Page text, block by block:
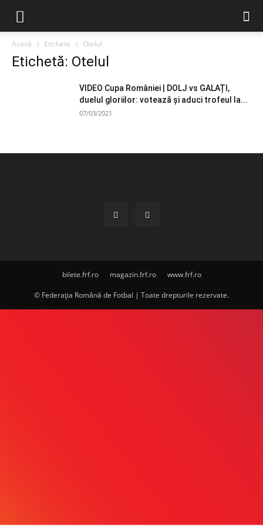
Acasă Etichete Otelul
Etichetă: Otelul
VIDEO Cupa României | DOLJ vs GALAȚI,
duelul gloriilor: votează și aduci trofeul la...
07/03/2021
bilete.frf.ro magazin.frf.ro www.frf.ro
© Federația Română de Fotbal | Toate drepturile rezervate.